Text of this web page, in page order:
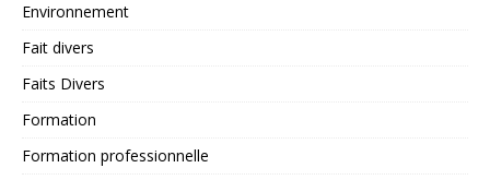
Environnement
Fait divers
Faits Divers
Formation
Formation professionnelle